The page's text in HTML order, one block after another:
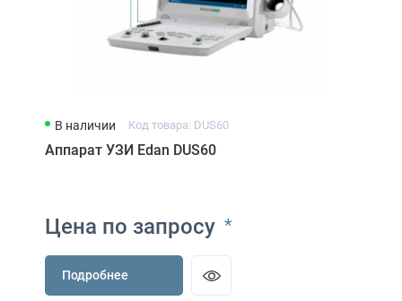
В наличии Код товара: DUS60
Аппарат УЗИ Edan DUS60
Цена по запросу *
Подробнее